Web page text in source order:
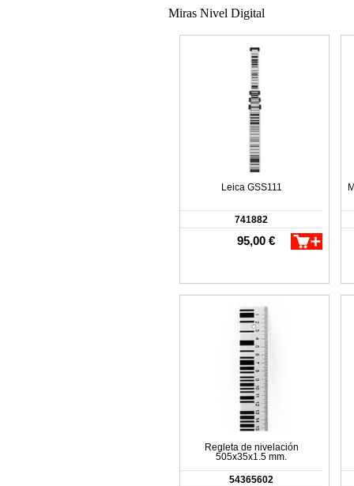
Miras Nivel Digital
Leica GSS111
741882
95,00 €
Regleta de nivelación
505x35x1.5 mm.
54365602